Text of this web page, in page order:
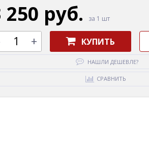
250 руб. за 1 шт
+ КУПИТЬ
НАШЛИ ДЕШЕВЛЕ?
СРАВНИТЬ